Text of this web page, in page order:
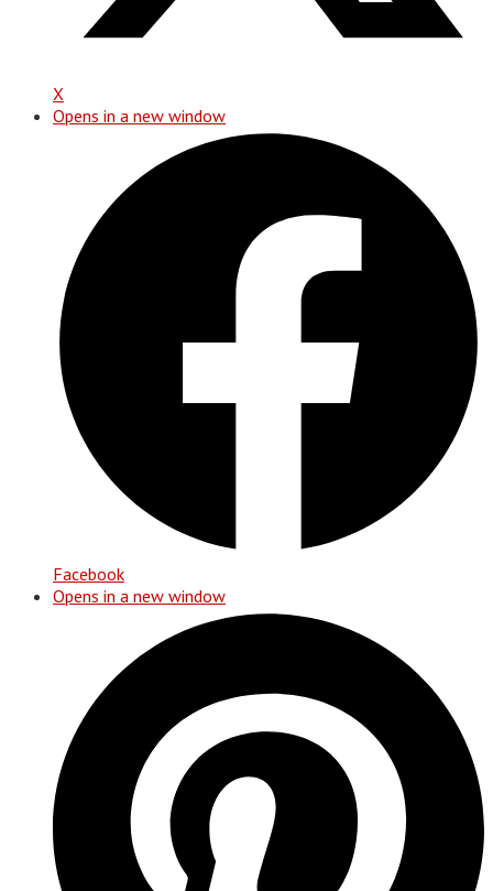
X
Opens in a new window
Facebook
Opens in a new window